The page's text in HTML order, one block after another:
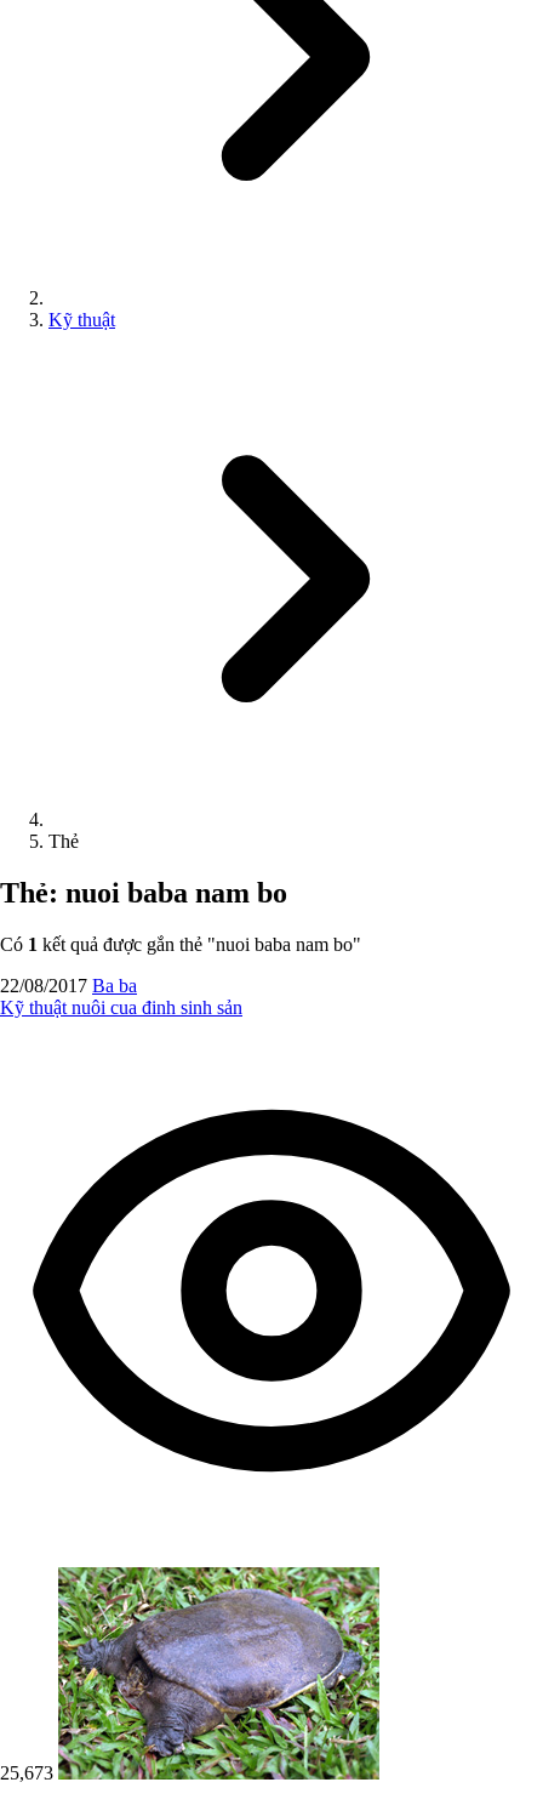
Kỹ thuật
Thẻ
Thẻ: nuoi baba nam bo
Có 1 kết quả được gắn thẻ "nuoi baba nam bo"
22/08/2017 Ba ba
Kỹ thuật nuôi cua đinh sinh sản
25,673